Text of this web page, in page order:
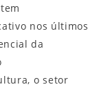
nos últimos
da
o setor